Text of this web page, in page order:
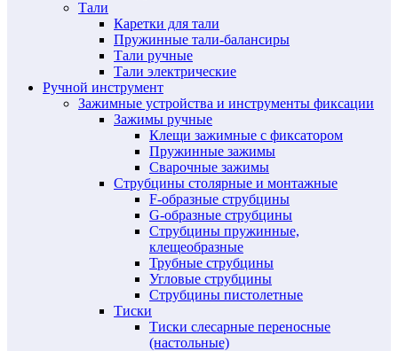
Тали
Каретки для тали
Пружинные тали-балансиры
Тали ручные
Тали электрические
Ручной инструмент
Зажимные устройства и инструменты фиксации
Зажимы ручные
Клещи зажимные с фиксатором
Пружинные зажимы
Сварочные зажимы
Струбцины столярные и монтажные
F-образные струбцины
G-образные струбцины
Струбцины пружинные,
клещеобразные
Трубные струбцины
Угловые струбцины
Струбцины пистолетные
Тиски
Тиски слесарные переносные
(настольные)